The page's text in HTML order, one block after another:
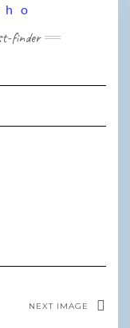
finder
NEXT IMAGE